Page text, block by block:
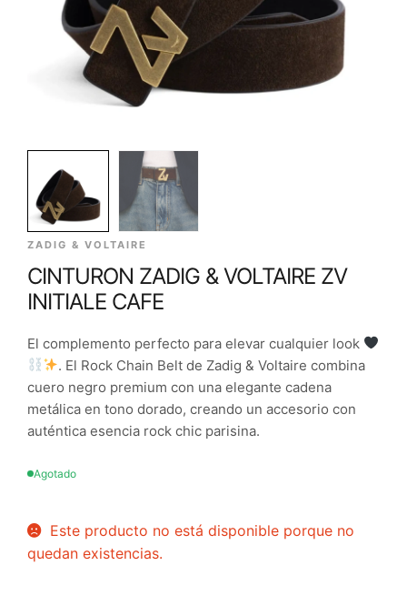
ZADIG & VOLTAIRE
CINTURON ZADIG & VOLTAIRE ZV
INITIALE CAFE
El complemento perfecto para elevar cualquier look
. El Rock Chain Belt de Zadig & Voltaire combina
cuero negro premium con una elegante cadena
metálica en tono dorado, creando un accesorio con
auténtica esencia rock chic parisina.
Agotado
Este producto no está disponible porque no
quedan existencias.